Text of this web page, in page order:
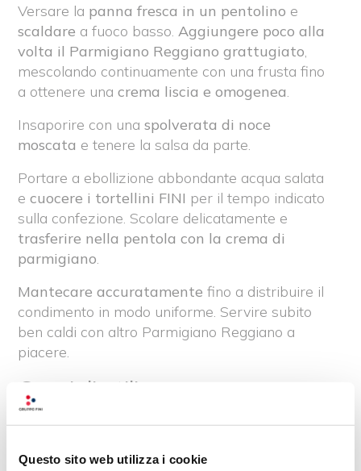
Questo sito web utilizza i cookie
Versare la panna fresca in un pentolino e
scaldare a fuoco basso. Aggiungere poco alla
volta il Parmigiano Reggiano grattugiato,
mescolando continuamente con una frusta fino
a ottenere una crema liscia e omogenea.
Insaporire con una spolverata di noce
moscata e tenere la salsa da parte.
Portare a ebollizione abbondante acqua salata
e cuocere i tortellini FINI per il tempo indicato
sulla confezione. Scolare delicatamente e
trasferire nella pentola con la crema di
parmigiano.
Mantecare accuratamente fino a distribuire il
condimento in modo uniforme. Servire subito
ben caldi con altro Parmigiano Reggiano a
piacere.
Consigli utili
una crema più vellutata e senza grumi.